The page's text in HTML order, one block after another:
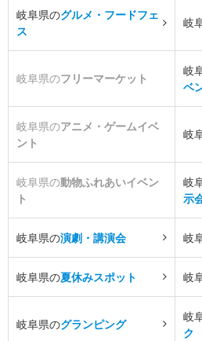
岐阜県のグルメ・フードフェ
ス
岐
岐阜県のフリーマーケット
岐
ベ
岐阜県のアニメ・ゲームイベ
ント
岐
岐阜県の動物ふれあいイベン
ト
岐
示
岐阜県の演劇・講演会 岐
岐阜県の夏休みスポット 岐
岐阜県のグランピング
岐
ク